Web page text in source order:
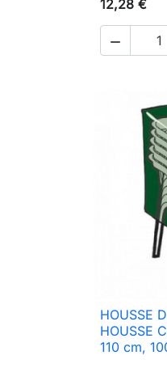
12,28 €


HOUSSE
HOUSSE
110 cm,